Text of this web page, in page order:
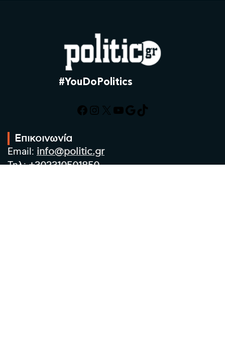
#YouDoPolitics
Facebook
Instagram
X YouTube
Google
TikTok
Επικοινωνία
Email: info@politic.gr
Τηλ:+302310501850